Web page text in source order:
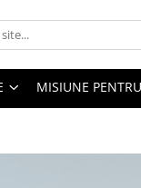
MISIUNE